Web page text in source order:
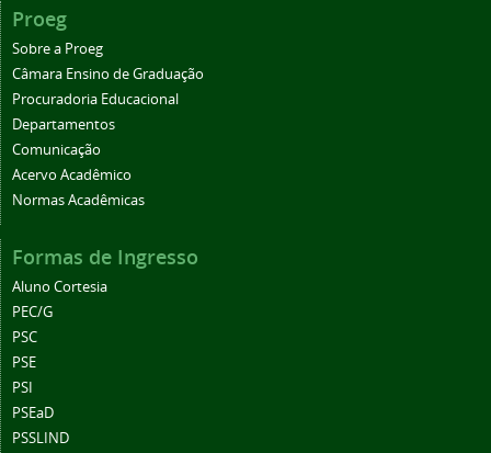
Proeg
Sobre a Proeg
Câmara Ensino de Graduação
Procuradoria Educacional
Departamentos
Comunicação
Acervo Acadêmico
Normas Acadêmicas
Formas de Ingresso
Aluno Cortesia
PEC/G
PSC
PSE
PSI
PSEaD
PSSLIND